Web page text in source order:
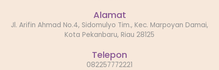
Alamat
Jl. Arifin Ahmad No.4, Sidomulyo Tim., Kec. Marpoyan Damai,
Kota Pekanbaru, Riau 28125
Telepon
082257772221